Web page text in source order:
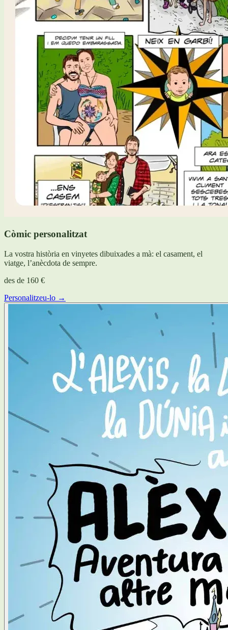
Còmic personalitzat
La vostra història en vinyetes dibuixades a mà: el casament, el
viatge, l’anècdota de sempre.
des de 160 €
Personalitzeu-lo →